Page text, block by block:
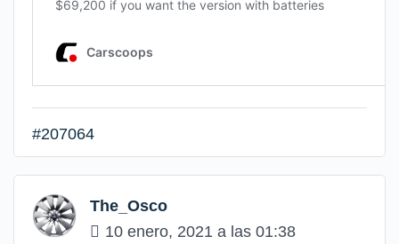
#207064
The_Osco
10 enero, 2021 a las 01:38